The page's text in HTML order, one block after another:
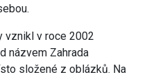
vznikl v roce 2002
názvem Zahrada
složené z oblázků. Na